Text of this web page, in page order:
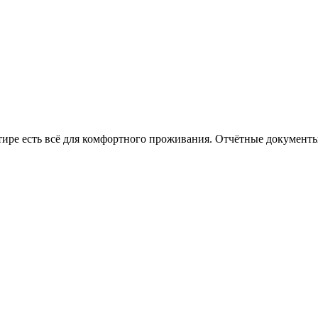
есть всё для комфортного проживания. Отчётные